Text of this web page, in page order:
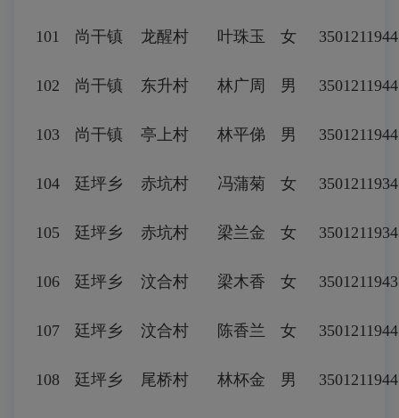
101 尚干镇 龙醒村 叶珠玉 女
102 尚干镇 东升村 林广周 男
103 尚干镇 亭上村 林平俤 男
104 廷坪乡 赤坑村 冯蒲菊 女
105 廷坪乡 赤坑村 梁兰金 女
106 廷坪乡 汶合村 梁木香 女
107 廷坪乡 汶合村 陈香兰 女
108 廷坪乡 尾桥村 林杯金 男